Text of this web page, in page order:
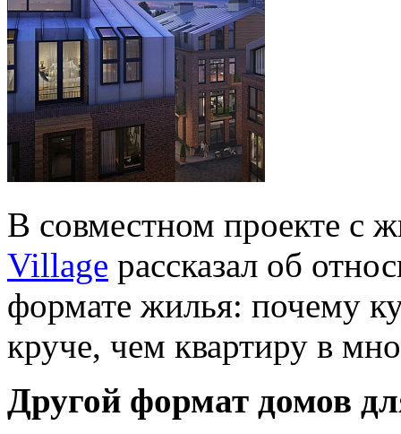
В совместном проекте с
Village рассказал об
формате жилья: почему
круче, чем квартиру в
Другой формат домов